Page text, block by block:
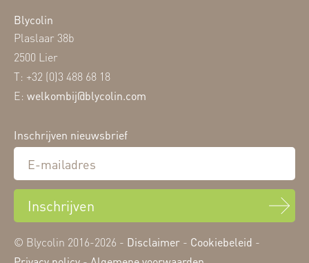
Blycolin
Plaslaar 38b
2500 Lier
T: +32 (0)3 488 68 18
E: welkombij@blycolin.com
Inschrijven nieuwsbrief
Inschrijven
© Blycolin 2016-2026 - Disclaimer - Cookiebeleid -